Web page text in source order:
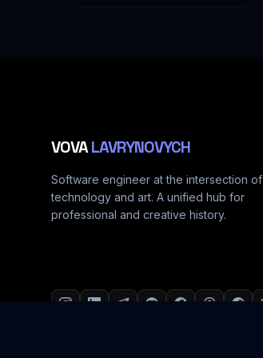
VOVALAVRYNOVYCH
Software engineer at the intersection of
technology and art. A unified hub for
professional and creative history.